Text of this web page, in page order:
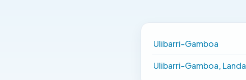
Ulibarri-Gamboa
Ulibarri-Gamboa, Landa